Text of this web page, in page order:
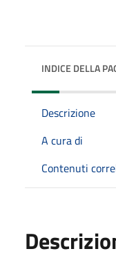
INDICE DELLA
Descrizione
A cura di
Contenuti